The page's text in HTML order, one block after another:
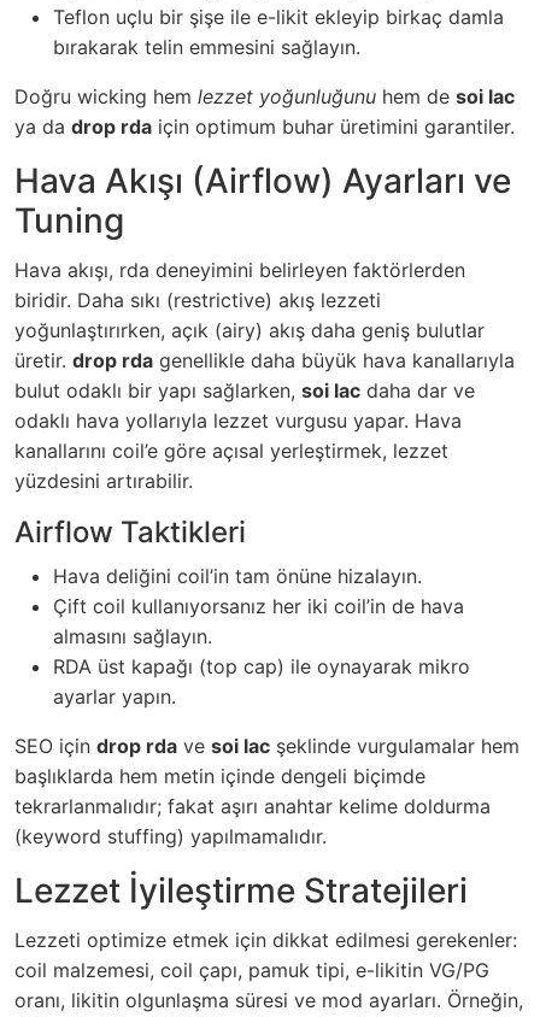
Teflon uçlu bir şişe ile e-likit ekleyip birkaç damla
bırakarak telin emmesini sağlayın.
Doğru wicking hem lezzet yoğunluğunu hem de soi lac
ya da drop rda için optimum buhar üretimini garantiler.
Hava Akışı (Airflow) Ayarları ve
Tuning
Hava akışı, rda deneyimini belirleyen faktörlerden
biridir. Daha sıkı (restrictive) akış lezzeti
yoğunlaştırırken, açık (airy) akış daha geniş bulutlar
üretir. drop rda genellikle daha büyük hava kanallarıyla
bulut odaklı bir yapı sağlarken, soi lac daha dar ve
odaklı hava yollarıyla lezzet vurgusu yapar. Hava
kanallarını coil’e göre açısal yerleştirmek, lezzet
yüzdesini artırabilir.
Airflow Taktikleri
Hava deliğini coil’in tam önüne hizalayın.
Çift coil kullanıyorsanız her iki coil’in de hava
almasını sağlayın.
RDA üst kapağı (top cap) ile oynayarak mikro
ayarlar yapın.
SEO için drop rda ve soi lac şeklinde vurgulamalar hem
başlıklarda hem metin içinde dengeli biçimde
tekrarlanmalıdır; fakat aşırı anahtar kelime doldurma
(keyword stuffing) yapılmamalıdır.
Lezzet İyileştirme Stratejileri
Lezzeti optimize etmek için dikkat edilmesi gerekenler:
coil malzemesi, coil çapı, pamuk tipi, e-likitin VG/PG
oranı, likitin olgunlaşma süresi ve mod ayarları. Örneğin,